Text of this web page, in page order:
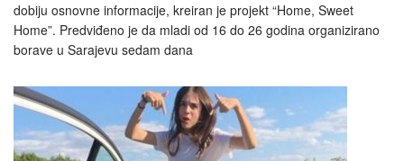
dobiju osnovne informacije, kreiran je projekt “Home, Sweet
Home”. Predviđeno je da mladi od 16 do 26 godina organizirano
borave u Sarajevu sedam dana